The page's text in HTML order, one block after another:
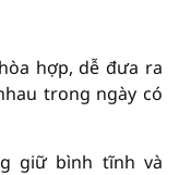
hợp, dễ đưa ra
trong ngày có
giữ bình tĩnh và